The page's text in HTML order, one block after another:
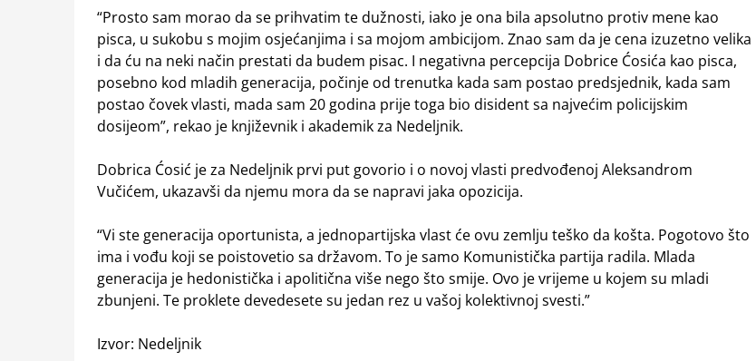
“Prosto sam morao da se prihvatim te dužnosti, iako je ona bila apsolutno protiv mene kao
pisca, u sukobu s mojim osjećanjima i sa mojom ambicijom. Znao sam da je cena izuzetno velika
i da ću na neki način prestati da budem pisac. I negativna percepcija Dobrice Ćosića kao pisca,
posebno kod mladih generacija, počinje od trenutka kada sam postao predsjednik, kada sam
postao čovek vlasti, mada sam 20 godina prije toga bio disident sa najvećim policijskim
dosijeom”, rekao je književnik i akademik za Nedeljnik.
Dobrica Ćosić je za Nedeljnik prvi put govorio i o novoj vlasti predvođenoj Aleksandrom
Vučićem, ukazavši da njemu mora da se napravi jaka opozicija.
“Vi ste generacija oportunista, a jednopartijska vlast će ovu zemlju teško da košta. Pogotovo što
ima i vođu koji se poistovetio sa državom. To je samo Komunistička partija radila. Mlada
generacija je hedonistička i apolitična više nego što smije. Ovo je vrijeme u kojem su mladi
zbunjeni. Te proklete devedesete su jedan rez u vašoj kolektivnoj svesti.”
Izvor: Nedeljnik